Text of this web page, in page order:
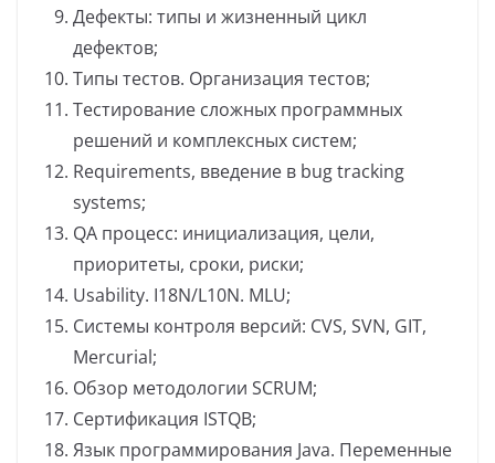
Дефекты: типы и жизненный цикл
дефектов;
Типы тестов. Организация тестов;
Тестирование сложных программных
решений и комплексных систем;
Requirements, введение в bug tracking
systems;
QA процесс: инициализация, цели,
приоритеты, сроки, риски;
Usability. I18N/L10N. MLU;
Системы контроля версий: CVS, SVN, GIT,
Mercurial;
Обзор методологии SCRUM;
Сертификация ISTQB;
Язык программирования Java. Переменные